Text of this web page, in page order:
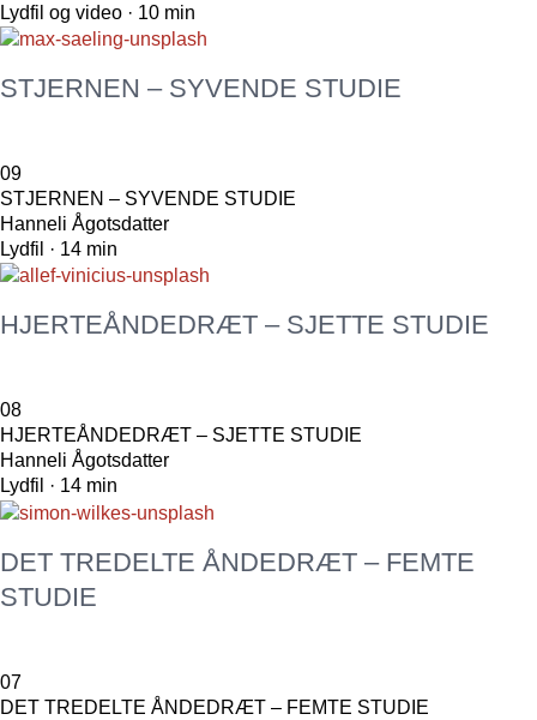
Lydfil og video · 10 min
STJERNEN – SYVENDE STUDIE
09
STJERNEN – SYVENDE STUDIE
Hanneli Ågotsdatter
Lydfil · 14 min
HJERTEÅNDEDRÆT – SJETTE STUDIE
08
HJERTEÅNDEDRÆT – SJETTE STUDIE
Hanneli Ågotsdatter
Lydfil · 14 min
DET TREDELTE ÅNDEDRÆT – FEMTE
STUDIE
07
DET TREDELTE ÅNDEDRÆT – FEMTE STUDIE